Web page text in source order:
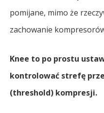
pomijane, mimo że
zachowanie
Knee to po prostu
kontrolować strefę
(threshold) kompresji.